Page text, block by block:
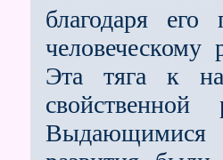
благодаря
Эта тяга к
Выдающимися